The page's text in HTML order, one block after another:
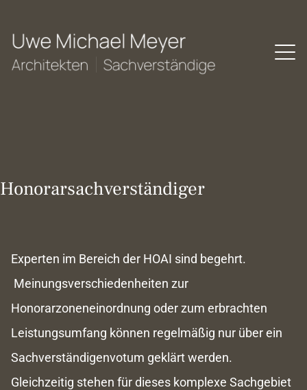
Honorarsachverständiger
Experten im Bereich der HOAI sind begehrt.
Meinungsverschiedenheiten zur
Honorarzoneneinordnung oder zum erbrachten
Leistungsumfang können regelmäßig nur über ein
Sachverständigenvotum geklärt werden.
Gleichzeitig stehen für dieses komplexe Sachgebiet